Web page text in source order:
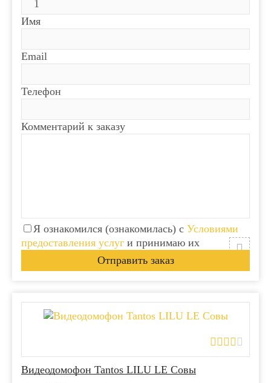
Имя
Email
Телефон
Комментарий к заказу
Я ознакомился (ознакомилась) с Условиями
предоставления услуг и принимаю их
Видеодомофон Tantos LILU LE Совы